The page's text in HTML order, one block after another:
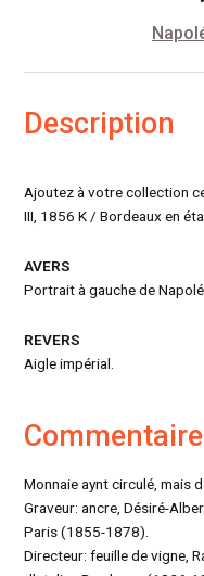
Description
Ajoutez à votre collection
III, 1856 K / Bordeaux en
AVERS
Portrait à gauche de
REVERS
Aigle impérial.
Commentaire
Monnaie aynt circulé, mais
Graveur: ancre, Désiré-
Paris (1855-1878).
Directeur: feuille de vigne,